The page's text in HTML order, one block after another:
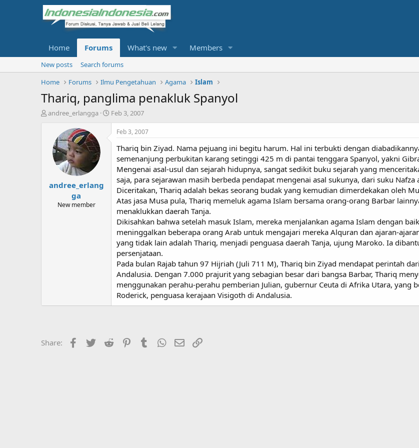
Home Forums What's new Members
New posts
Search forums
Home
Forums Ilmu Pengetahuan Agama Islam
Thariq, panglima penakluk Spanyol
T
a
andree_erlangga
S
t
Feb 3, 2007
andree_erlang
ga
New member
Feb 3, 2007
Thariq bin Ziyad. Nama pejuang ini begitu harum. Hal ini terbukti dengan
semenanjung perbukitan karang setinggi 425 m di pantai tenggara Spanyol, yakni
Mengenai asal-usul dan sejarah hidupnya, sangat sedikit buku sejarah yang
saja, para sejarawan masih berbeda pendapat mengenai asal sukunya, dari suku Nafza
Diceritakan, Thariq adalah bekas seorang budak yang kemudian dimerdekakan oleh
Atas jasa Musa pula, Thariq memeluk agama Islam bersama orang-orang Barbar
menaklukkan daerah Tanja.
Dikisahkan bahwa setelah masuk Islam, mereka menjalankan agama Islam dengan
meninggalkan beberapa orang Arab untuk mengajari mereka Alquran dan ajaran-
yang tidak lain adalah Thariq, menjadi penguasa daerah Tanja, ujung Maroko. Ia
persenjataan.
Pada bulan Rajab tahun 97 Hijriah (Juli 711 M), Thariq bin Ziyad mendapat perintah
Andalusia. Dengan 7.000 prajurit yang sebagian besar dari bangsa Barbar, Thariq
menggunakan perahu-perahu pemberian Julian, gubernur Ceuta di Afrika Utara,
Roderick, penguasa kerajaan Visigoth di Andalusia.
Share: Facebook
Twitter Reddit PinterestTumblrWhatsApp
Email